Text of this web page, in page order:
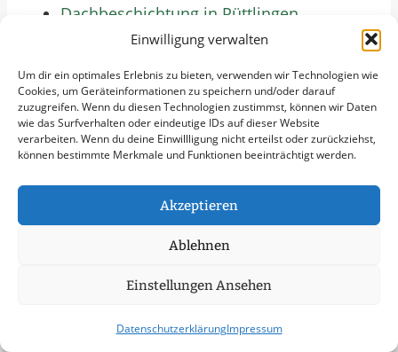
Einwilligung verwalten
Um dir ein optimales Erlebnis zu bieten, verwenden wir Technologien wie
Cookies, um Geräteinformationen zu speichern und/oder darauf
zuzugreifen. Wenn du diesen Technologien zustimmst, können wir Daten
wie das Surfverhalten oder eindeutige IDs auf dieser Website
verarbeiten. Wenn du deine Einwillligung nicht erteilst oder zurückziehst,
können bestimmte Merkmale und Funktionen beeinträchtigt werden.
Akzeptieren
Ablehnen
Einstellungen Ansehen
DatenschutzerklärungImpressum
Dachbeschichtung in Püttlingen
Dachbeschichtung in Sankt Ingbert
Dachbeschichtung in Blieskastel
Dachbeschichtung in Bexbach
Dachbeschichtung in Kirkel
Dachbeschichtung in Neunkirchen
Dachbeschichtung in Illingen
Dachbeschichtung in Ottweiler
Dachbeschichtung in Eppelborn
Dachbeschichtung in Spiesen-Elversberg
Dachbeschichtung in Sankt Wendel